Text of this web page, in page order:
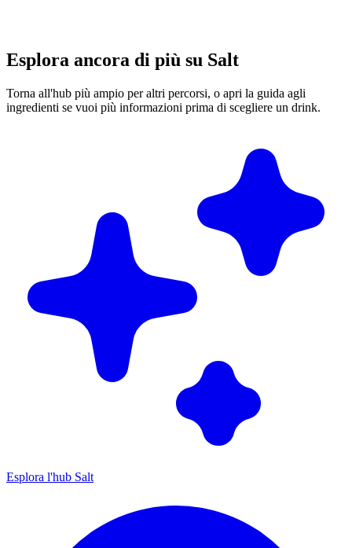
Esplora ancora di più su Salt
Torna all'hub più ampio per altri percorsi, o apri la guida agli
ingredienti se vuoi più informazioni prima di scegliere un drink.
Esplora l'hub Salt